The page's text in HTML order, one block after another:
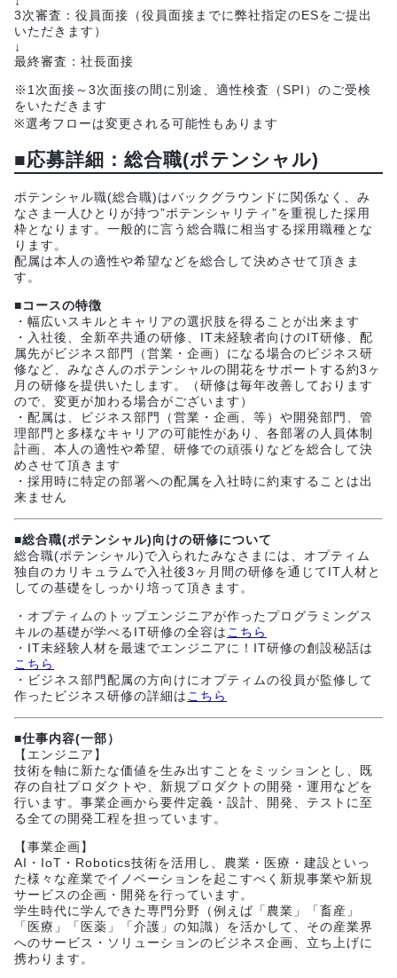
3次審査：役員面接（役員面接までに弊社指定のESをご提出
いただきます）
↓
最終審査：社長面接
※1次面接～3次面接の間に別途、適性検査（SPI）のご受検
をいただきます
※選考フローは変更される可能性もあります
■応募詳細：総合職(ポテンシャル)
ポテンシャル職(総合職)はバックグラウンドに関係なく、み
なさま一人ひとりが持つ”ポテンシャリティ”を重視した採用
枠となります。一般的に言う総合職に相当する採用職種とな
ります。
配属は本人の適性や希望などを総合して決めさせて頂きま
す。
■コースの特徴
・幅広いスキルとキャリアの選択肢を得ることが出来ます
・入社後、全新卒共通の研修、IT未経験者向けのIT研修、配
属先がビジネス部門（営業・企画）になる場合のビジネス研
修など、みなさんのポテンシャルの開花をサポートする約3ヶ
月の研修を提供いたします。（研修は毎年改善しております
ので、変更が加わる場合がございます）
・配属は、ビジネス部門（営業・企画、等）や開発部門、管
理部門と多様なキャリアの可能性があり、各部署の人員体制
計画、本人の適性や希望、研修での頑張りなどを総合して決
めさせて頂きます
・採用時に特定の部署への配属を入社時に約束することは出
来ません
■総合職(ポテンシャル)向けの研修について
総合職(ポテンシャル)で入られたみなさまには、オプティム
独自のカリキュラムで入社後3ヶ月間の研修を通じてIT人材と
しての基礎をしっかり培って頂きます。
・オプティムのトップエンジニアが作ったプログラミングス
キルの基礎が学べるIT研修の全容は こちら
・IT未経験人材を最速でエンジニアに！IT研修の創設秘話は
こちら
・ビジネス部門配属の方向けにオプティムの役員が監修して
作ったビジネス研修の詳細は こちら
■仕事内容(一部）
【エンジニア】
技術を軸に新たな価値を生み出すことをミッションとし、既
存の自社プロダクトや、新規プロダクトの開発・運用などを
行います。事業企画から要件定義・設計、開発、テストに至
る全ての開発工程を担っています。
【事業企画】
AI・IoT・Robotics技術を活用し、農業・医療・建設といっ
た様々な産業でイノベーションを起こすべく新規事業や新規
サービスの企画・開発を行っています。
学生時代に学んできた専門分野（例えば「農業」「畜産」
「医療」「医薬」「介護」の知識）を活かして、その産業界
へのサービス・ソリューションのビジネス企画、立ち上げに
携わります。